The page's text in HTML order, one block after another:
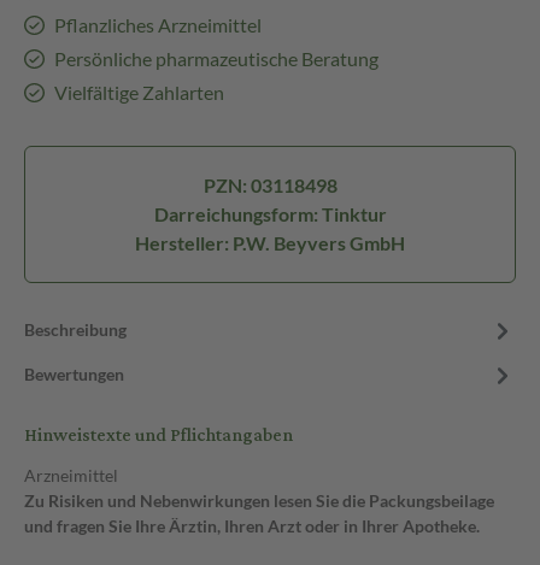
Pflanzliches Arzneimittel
Persönliche pharmazeutische Beratung
Vielfältige Zahlarten
PZN: 03118498
Darreichungsform: Tinktur
Hersteller: P.W. Beyvers GmbH
Beschreibung
Bewertungen
Hinweistexte und Pflichtangaben
Arzneimittel
Zu Risiken und Nebenwirkungen lesen Sie die Packungsbeilage
und fragen Sie Ihre Ärztin, Ihren Arzt oder in Ihrer Apotheke.